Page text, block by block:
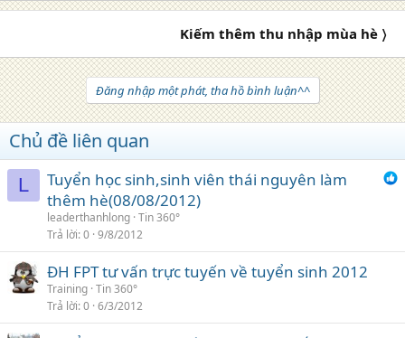
Kiếm thêm thu nhập mùa hè 〉
Đăng nhập một phát, tha hồ bình luận^^
Chủ đề liên quan
L
Tuyển học sinh,sinh viên thái nguyên làm
thêm hè(08/08/2012)
leaderthanhlong Tin 360°
Trả lời 0 9/8/2012
ĐH FPT tư vấn trực tuyến về tuyển sinh 2012
Training Tin 360°
Trả lời 0 6/3/2012